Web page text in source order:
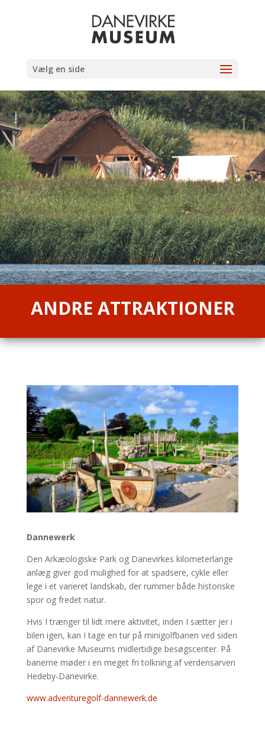
Vælg en side
ANDRE ATTRAKTIONER
Dannewerk
Den Arkæologiske Park og Danevirkes kilometerlange
anlæg giver god mulighed for at spadsere, cykle eller
lege i et varieret landskab, der rummer både historiske
spor og fredet natur.
Hvis I trænger til lidt mere aktivitet, inden I sætter jer i
bilen igen, kan I tage en tur på minigolfbanen ved siden
af Danevirke Museums midlertidige besøgscenter. På
banerne møder i en meget fri tolkning af verdensarven
Hedeby-Danevirke.
www.adventuregolf-dannewerk.de